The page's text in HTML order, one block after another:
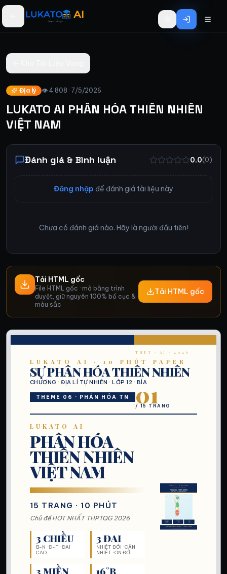
Bỏ qua đến nội dung chính
Địa lý 👁 4.808 · 7/5/2026
LUKATO AI PHÂN HÓA THIÊN NHIÊN
VIỆT NAM
Đánh giá & Bình luận 0.0(0)
Đăng nhập để đánh giá tài liệu này
Chưa có đánh giá nào. Hãy là người đầu tiên!
Tải HTML gốc
File HTML gốc · mở bằng trình
duyệt, giữ nguyên 100% bố cục &
màu sắc
Tải HTML gốc